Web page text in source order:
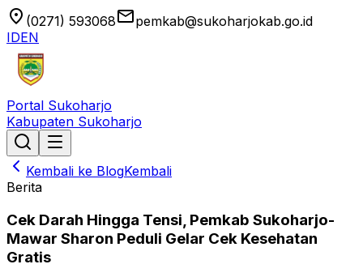
location_on (0271) 593068emailpemkab@sukoharjokab.go.id
IDEN
Portal Sukoharjo
Kabupaten Sukoharjo
Kembali ke BlogKembali
Berita
Cek Darah Hingga Tensi, Pemkab Sukoharjo-
Mawar Sharon Peduli Gelar Cek Kesehatan
Gratis